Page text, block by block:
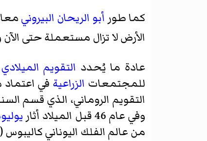
كما طور أبو الريحان البيروني
الأرض لا تزال مستعملة حتى
عادة ما يُحدد التقويم الميلادي
للمجتمعات الزراعية في
التقويم الروماني، الذي قسم
وفي عام 46 قبل الميلاد أثار
من عالم الفلك اليوناني كاليبوس (Callippus) في القرن الرابع قبل الميلاد.